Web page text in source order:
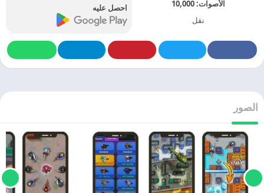
الأصوات:10,000
نقل
احصل عليه
الصور